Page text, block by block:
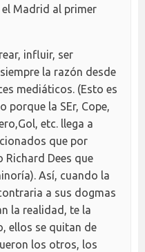
el Madrid al primer
influir, ser
la razón desde
mediáticos. (Esto es
porque la SEr, Cope,
etc. llega a
que por
Richard Dees que
Así, cuando la
a sus dogmas
la realidad, te la
ellos se quitan de
los otros, los